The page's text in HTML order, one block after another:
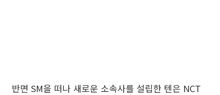
반면 SM을 떠나 새로운 소속사를 설립한 텐은 NCT